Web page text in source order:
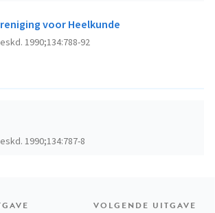
voor Heelkunde
1990;134:788-92
1990;134:787-8
VOLGENDE UITGAVE